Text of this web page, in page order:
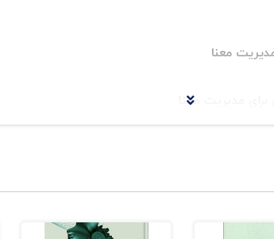
مدیریت معنا
مدیریت معنا
ماندگار
حکیم ۵